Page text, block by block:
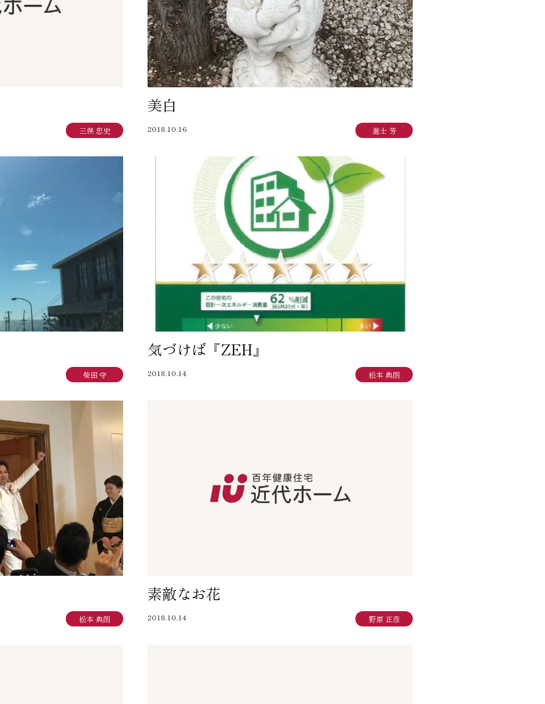
ベストバリューホーム
住宅ローン支援
インテリアコーディネート
ZEHについて
SEGs近代ホームの取り組み
来場予約
三俣 忠史
美白
2018.10.16 進士 芳
柴田 守
気づけば『ZEH』
2018.10.14 松本 典朗
松本 典朗
素敵なお花
2018.10.14 野原 正彦